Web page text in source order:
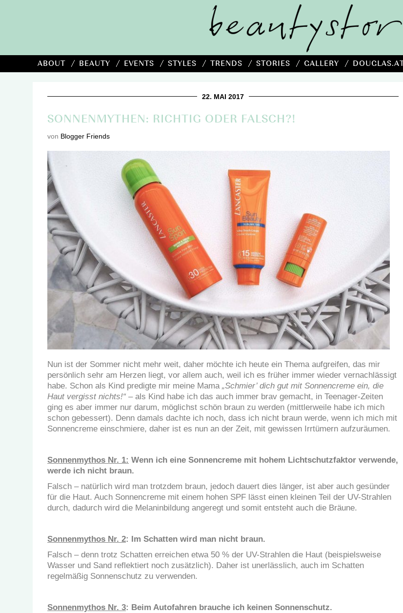
ABOUT BEAUTY EVENTS STYLES TRENDS STORIES GALLERY DOUGLAS.AT
22. MAI 2017
SONNENMYTHEN: RICHTIG ODER FALSCH?!
von Blogger Friends
Nun ist der Sommer nicht mehr weit, daher möchte ich heute ein Thema aufgreifen, das mir
persönlich sehr am Herzen liegt, vor allem auch, weil ich es früher immer wieder vernachlässigt
habe. Schon als Kind predigte mir meine Mama „Schmier’ dich gut mit Sonnencreme ein, die
Haut vergisst nichts!“ – als Kind habe ich das auch immer brav gemacht, in Teenager-Zeiten
ging es aber immer nur darum, möglichst schön braun zu werden (mittlerweile habe ich mich
schon gebessert). Denn damals dachte ich noch, dass ich nicht braun werde, wenn ich mich mit
Sonnencreme einschmiere, daher ist es nun an der Zeit, mit gewissen Irrtümern aufzuräumen.
Sonnenmythos Nr. 1: Wenn ich eine Sonnencreme mit hohem Lichtschutzfaktor verwende,
werde ich nicht braun.
Falsch – natürlich wird man trotzdem braun, jedoch dauert dies länger, ist aber auch gesünder
für die Haut. Auch Sonnencreme mit einem hohen SPF lässt einen kleinen Teil der UV-Strahlen
durch, dadurch wird die Melaninbildung angeregt und somit entsteht auch die Bräune.
Sonnenmythos Nr. 2: Im Schatten wird man nicht braun.
Falsch – denn trotz Schatten erreichen etwa 50 % der UV-Strahlen die Haut (beispielsweise
Wasser und Sand reflektiert noch zusätzlich). Daher ist unerlässlich, auch im Schatten
regelmäßig Sonnenschutz zu verwenden.
Sonnenmythos Nr. 3: Beim Autofahren brauche ich keinen Sonnenschutz.